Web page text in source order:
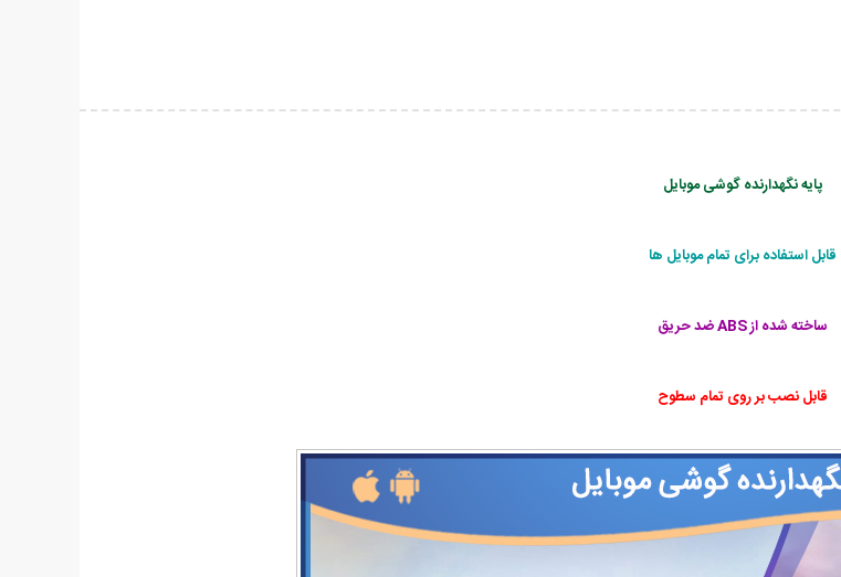
پایه نگهدارنده گوشی موبایل
قابل استفاده برای تمام موبایل ها
ساخته شده از ABS ضد حریق
قابل نصب بر روی تمام سطوح